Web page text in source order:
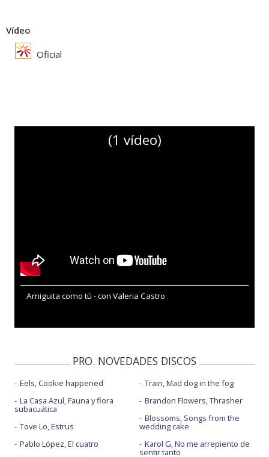
Vídeo
Oficial
(1 vídeo)
Amiguita como tú - con Valeria Castro
PRO. NOVEDADES DISCOS
Eels, Cookie happened
La Casa Azul, Fauna y flora
subacuática
Tove Lo, Estrus
Pablo López, El cuatro
Train, Mad dog in the fog
Brandon Flowers, Thrasher
Blossoms, Songs from the
wedding cake
Karol G, No me arrepiento de
sentir tanto